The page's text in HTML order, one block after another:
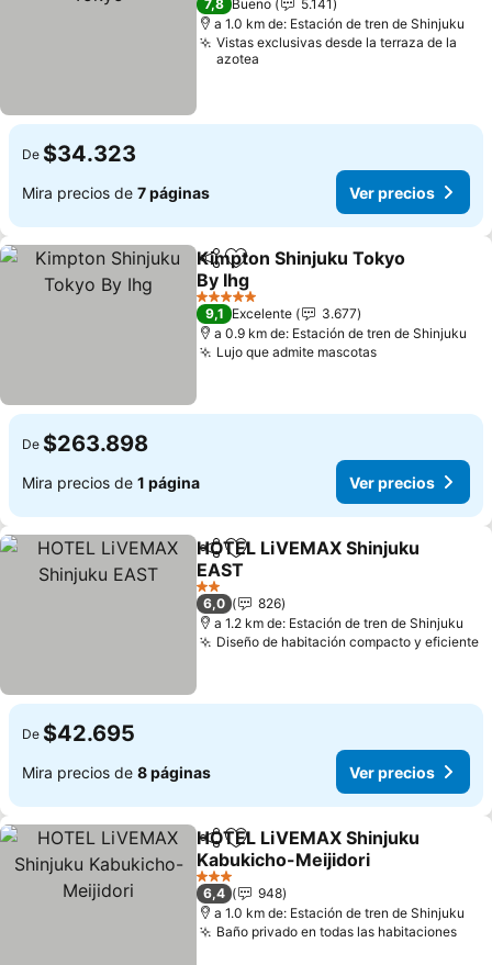
7,8 Bueno
5.141
a 1.0 km de: Estación de tren de Shinjuku
Vistas exclusivas desde la terraza de la
azotea
De $34.323
Mira precios de 7 páginas Ver precios
CompartirAgregar a favoritos
Kimpton Shinjuku Tokyo
By Ihg
Ver precios
5 Estrellas
9,1 Excelente
3.677
a 0.9 km de: Estación de tren de Shinjuku
Lujo que admite mascotasVer precios
De $263.898
Mira precios de 1 página Ver precios
CompartirAgregar a favoritos
HOTEL LiVEMAX Shinjuku
EAST
Ver precios
2 Estrellas
6,0
826
a 1.2 km de: Estación de tren de Shinjuku
Diseño de habitación compacto y eficiente
De $42.695
Mira precios de 8 páginas Ver precios
CompartirAgregar a favoritos
HOTEL LiVEMAX Shinjuku
Kabukicho-Meijidori
Ver precios
3 Estrellas
6,4
948
a 1.0 km de: Estación de tren de Shinjuku
Baño privado en todas las habitacionesVer